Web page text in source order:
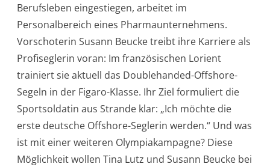
Berufsleben eingestiegen, arbeitet im
Personalbereich eines Pharmaunternehmens.
Vorschoterin Susann Beucke treibt ihre Karriere als
Profiseglerin voran: Im französischen Lorient
trainiert sie aktuell das Doublehanded-Offshore-
Segeln in der Figaro-Klasse. Ihr Ziel formuliert die
Sportsoldatin aus Strande klar: „Ich möchte die
erste deutsche Offshore-Seglerin werden.“ Und was
ist mit einer weiteren Olympiakampagne? Diese
Möglichkeit wollen Tina Lutz und Susann Beucke bei